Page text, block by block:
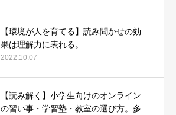
【環境が人を育てる】読み聞かせの効
果は理解力に表れる。
2022.10.07
【読み解く】小学生向けのオンライン
の習い事・学習塾・教室の選び方。多